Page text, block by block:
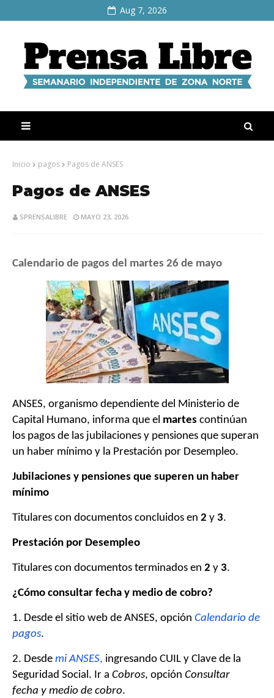
Aug 7, 2026
Inicio pagos Pagos de ANSES
Pagos de ANSES
SPRENSALIBRE MAYO 23, 2026
Calendario de pagos del martes 26 de mayo
ANSES, organismo dependiente del Ministerio de
Capital Humano, informa que el martes continúan
los pagos de las jubilaciones y pensiones que superan
un haber mínimo y la Prestación por Desempleo.
Jubilaciones y pensiones que superen un haber
mínimo
Titulares con documentos concluidos en 2 y 3.
Prestación por Desempleo
Titulares con documentos terminados en 2 y 3.
¿Cómo consultar fecha y medio de cobro?
1. Desde el sitio web de ANSES, opción Calendario de
pagos.
2. Desde mi ANSES, ingresando CUIL y Clave de la
Seguridad Social. Ir a Cobros, opción Consultar
fecha y medio de cobro.